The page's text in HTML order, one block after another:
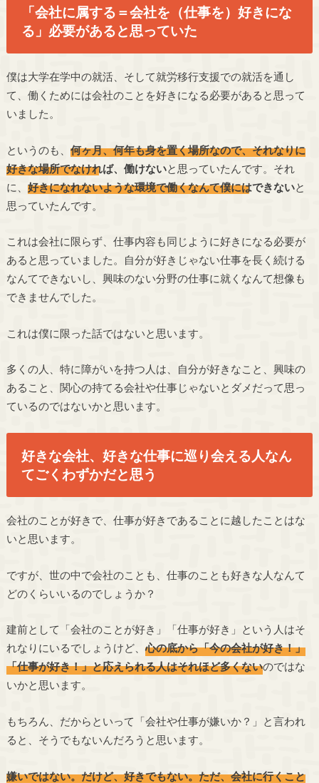
「会社に属する＝会社を（仕事を）好きにな
る」必要があると思っていた
僕は大学在学中の就活、そして就労移行支援での就活を通し
て、働くためには会社のことを好きになる必要があると思って
いました。
というのも、 何ヶ月、何年も身を置く場所なので、それなりに
好きな場所でなければ、働けないと思っていたんです。それ
に、 好きになれないような環境で働くなんて僕にはできないと
思っていたんです。
これは会社に限らず、仕事内容も同じように好きになる必要が
あると思っていました。自分が好きじゃない仕事を長く続ける
なんてできないし、興味のない分野の仕事に就くなんて想像も
できませんでした。
これは僕に限った話ではないと思います。
多くの人、特に障がいを持つ人は、自分が好きなこと、興味の
あること、関心の持てる会社や仕事じゃないとダメだって思っ
ているのではないかと思います。
好きな会社、好きな仕事に巡り会える人なん
てごくわずかだと思う
会社のことが好きで、仕事が好きであることに越したことはな
いと思います。
ですが、世の中で会社のことも、仕事のことも好きな人なんて
どのくらいいるのでしょうか？
建前として「会社のことが好き」「仕事が好き」という人はそ
れなりにいるでしょうけど、心の底から「今の会社が好き！」
「仕事が好き！」と応えられる人はそれほど多くないのではな
いかと思います。
もちろん、だからといって「会社や仕事が嫌いか？」と言われ
ると、そうでもないんだろうと思います。
嫌いではない。だけど、好きでもない。ただ、会社に行くこと